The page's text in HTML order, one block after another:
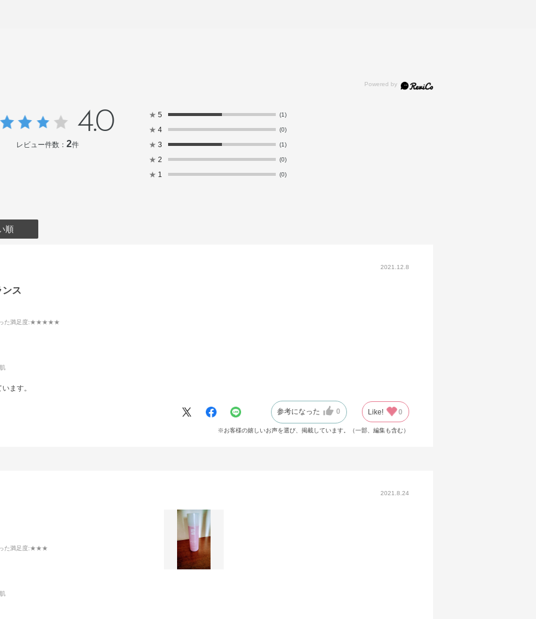
4.0
レビュー件数： 2件
★ 5 (1)
★ 4 (0)
★ 3 (1)
★ 2 (0)
★ 1 (0)
順
2021.12.8
ス
た満足度:★★★★★
ます。
参考になった 0 Like! 0
※お客様の嬉しいお声を選び、掲載しています。（一部、編集も含む）
2021.8.24
た満足度:★★★